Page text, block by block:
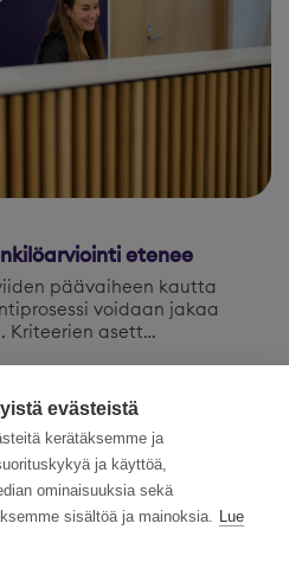
etenee
päävaiheen kautta
voidaan jakaa
Kriteerien asett…
evästeistä
kerätäksemme ja
ja käyttöä,
ominaisuuksia sekä
sisältöä ja mainoksia. Lue